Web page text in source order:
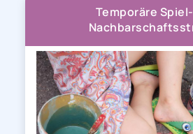
Temporäre